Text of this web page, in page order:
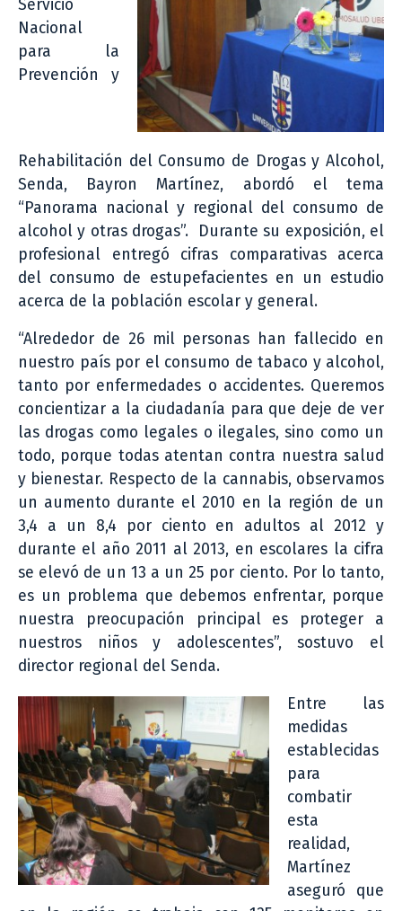
Servicio
Nacional
para la
Prevención y
Rehabilitación del Consumo de Drogas y Alcohol,
Senda, Bayron Martínez, abordó el tema
“Panorama nacional y regional del consumo de
alcohol y otras drogas”. Durante su exposición, el
profesional entregó cifras comparativas acerca
del consumo de estupefacientes en un estudio
acerca de la población escolar y general.
“Alrededor de 26 mil personas han fallecido en
nuestro país por el consumo de tabaco y alcohol,
tanto por enfermedades o accidentes. Queremos
concientizar a la ciudadanía para que deje de ver
las drogas como legales o ilegales, sino como un
todo, porque todas atentan contra nuestra salud
y bienestar. Respecto de la cannabis, observamos
un aumento durante el 2010 en la región de un
3,4 a un 8,4 por ciento en adultos al 2012 y
durante el año 2011 al 2013, en escolares la cifra
se elevó de un 13 a un 25 por ciento. Por lo tanto,
es un problema que debemos enfrentar, porque
nuestra preocupación principal es proteger a
nuestros niños y adolescentes”, sostuvo el
director regional del Senda.
Entre las
medidas
establecidas
para
combatir
esta
realidad,
Martínez
aseguró que